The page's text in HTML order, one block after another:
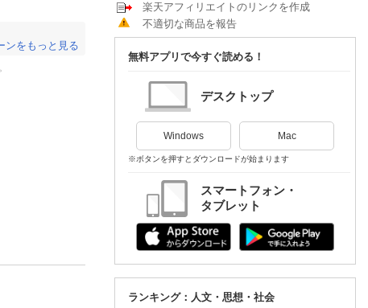
ンをもっと見る
楽天アフィリエイトのリンクを作成
不適切な商品を報告
無料アプリで今すぐ読める！
デスクトップ
Windows Mac
※ボタンを押すとダウンロードが始まります
スマートフォン・
タブレット
ランキング：人文・思想・社会